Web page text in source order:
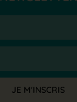
JE M'INSCRIS